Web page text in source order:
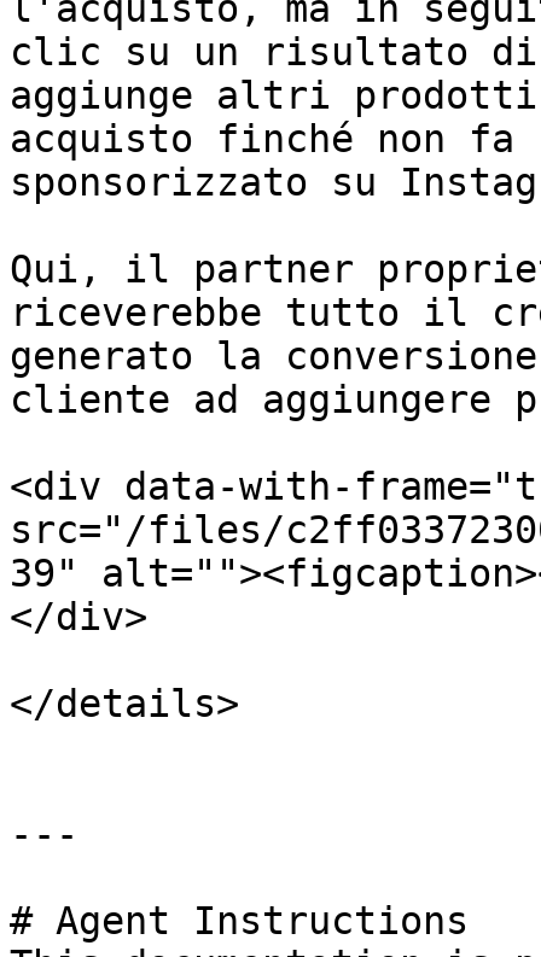
clic su un risultato di
aggiunge altri
acquisto finché non
sponsorizzato su
Qui, il partner
riceverebbe tutto il
generato la
cliente ad
<div data-with-
src="/files/
39"
</div>
</details>
---
# Agent Instructions